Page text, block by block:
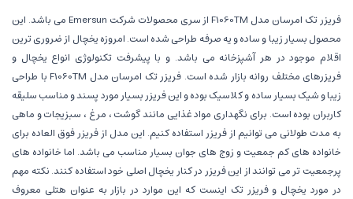
فریزر تک امرسان مدل F1060TM از سری محصولات شرکت Emersun می باشد. این
محصول بسیار زیبا و ساده و یه صرفه طراحی شده است. امروزه یخچال از ضروری ترین
اقلام موجود در هر آشپزخانه می باشد. و با پیشرفت تکنولوژی انواع یخچال و
فریزرهای مختلف روانه بازار شده است. فریزر تک امرسان مدل F1060TM با طراحی
زیبا و شیک بسیار ساده و کلاسیک بوده و این فریزر بسیار مورد پسند و مناسب سلیقه
کاربران بوده است. برای نگهداری مواد غذایی مانند گوشت ، مرغ ، سبزیجات و ماهی
به مدت طولانی می توانیم از فریزر استفاده کنیم. این مدل از فریزر فوق العاده برای
خانواده های کم جمعیت و زوج های جوان بسیار مناسب می باشد. اما خانواده های
پرجمعیت تر می توانند از این فریزر در کنار یخچال اصلی خود استفاده کنند. نکته مهم
در مورد یخچال و فریزر تک اینست که این موارد در بازار به عنوان هتلی معروف